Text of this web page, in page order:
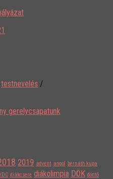
testnevelés /
gerelycsapatunk
2019 advent angol bernáth kupa
diákcsere diákolimpia DÖK döntő